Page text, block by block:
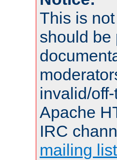
This is
should be
invalid/
Apache
IRC
mailing